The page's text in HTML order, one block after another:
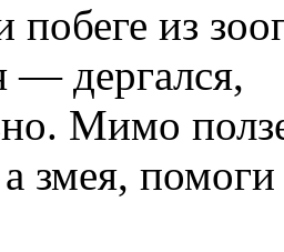
из
— дергался,
Мимо
змея, помоги